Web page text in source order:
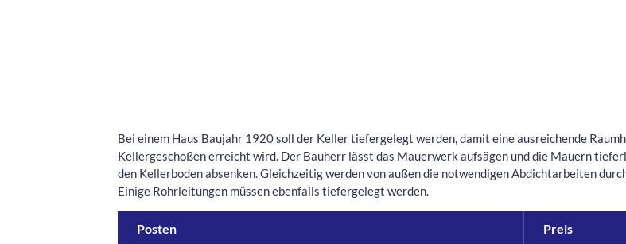
Bei einem Haus Baujahr 1920 soll der Keller tiefergelegt werden, damit eine ausreichende
Kellergeschoßen erreicht wird. Der Bauherr lässt das Mauerwerk aufsägen und die Mauern
den Kellerboden absenken. Gleichzeitig werden von außen die notwendigen Abdichtarbeiten
Einige Rohrleitungen müssen ebenfalls tiefergelegt werden.
Posten Preis